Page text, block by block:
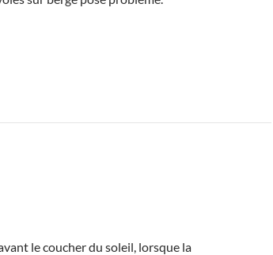
le coucher du soleil, lorsque la